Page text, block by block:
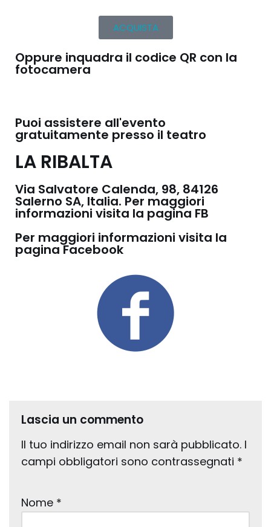
ACQUISTA
Oppure inquadra il codice QR con la
fotocamera
Puoi assistere all'evento
gratuitamente presso il teatro
LA RIBALTA
Via Salvatore Calenda, 98, 84126
Salerno SA, Italia. Per maggiori
informazioni visita la pagina FB
Per maggiori informazioni visita la
pagina Facebook
Lascia un commento
Il tuo indirizzo email non sarà pubblicato. I
campi obbligatori sono contrassegnati *
Nome *